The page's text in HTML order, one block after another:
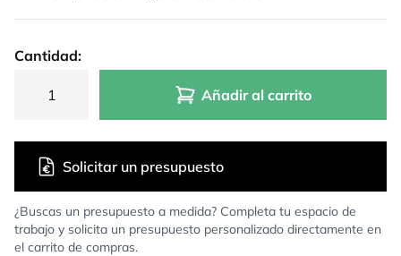
Cantidad:
Añadir al carrito
¿Buscas un presupuesto a medida? Completa tu espacio de
trabajo y solicita un presupuesto personalizado directamente en
el carrito de compras.
Solicitar un presupuesto